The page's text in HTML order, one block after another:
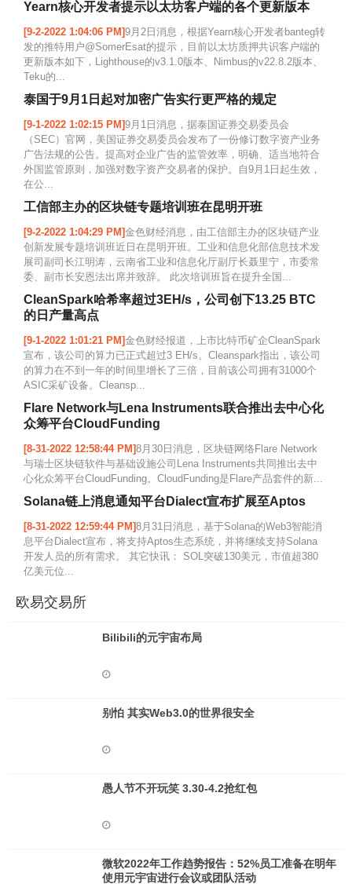
Yearn核心开发者提示以太坊客户端的各个更新版本
[9-2-2022 1:04:06 PM]9月2日消息，根据Yearn核心开发者banteg转
发的推特用户@SomerEsat的提示，目前以太坊质押共识客户端的
更新版本如下，Lighthouse的v3.1.0版本、Nimbus的v22.8.2版本、
Teku的...
泰国于9月1日起对加密广告实行更严格的规定
[9-1-2022 1:02:15 PM]9月1日消息，据泰国证券交易委员会
（SEC）官网，美国证券交易委员会发布了一份修订数字资产业务
广告法规的公告。提高对企业广告的监管效率，明确、适当地符合
外国监管原则，加强对数字资产交易者的保护。自9月1日起生效，
在公...
工信部主办的区块链专题培训班在昆明开班
[9-2-2022 1:04:29 PM]金色财经消息，由工信部主办的区块链产业
创新发展专题培训班近日在昆明开班。工业和信息化部信息技术发
展司副司长江明涛，云南省工业和信息化厅副厅长聂里宁，市委常
委、副市长安恩法出席并致辞。 此次培训班旨在提升全国...
CleanSpark哈希率超过3EH/s，公司创下13.25 BTC
的日产量高点
[9-1-2022 1:01:21 PM]金色财经报道，上市比特币矿企CleanSpark
宣布，该公司的算力已正式超过3 EH/s。Cleanspark指出，该公司
的算力在不到一年的时间里增长了三倍，目前该公司拥有31000个
ASIC采矿设备。Cleansp...
Flare Network与Lena Instruments联合推出去中心化
众筹平台CloudFunding
[8-31-2022 12:58:44 PM]8月30日消息，区块链网络Flare Network
与瑞士区块链软件与基础设施公司Lena Instruments共同推出去中
心化众筹平台CloudFunding。CloudFunding是Fl​​are产品套件的新...
Solana链上消息通知平台Dialect宣布扩展至Aptos
[8-31-2022 12:59:44 PM]8月31日消息，基于Solana的Web3智能消
息平台Dialect宣布，将支持Aptos生态系统，并将继续支持Solana
开发人员的所有需求。 其它快讯： SOL突破130美元，市值超380
亿美元位...
欧易交易所
Bilibili的元宇宙布局
别怕 其实Web3.0的世界很安全
愚人节不开玩笑 3.30-4.2抢红包
微软2022年工作趋势报告：52%员工准备在明年
使用元宇宙进行会议或团队活动